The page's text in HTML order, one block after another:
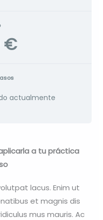
€
actualmente
a tu práctica
lacus. Enim ut
et magnis dis
mus mauris. Ac